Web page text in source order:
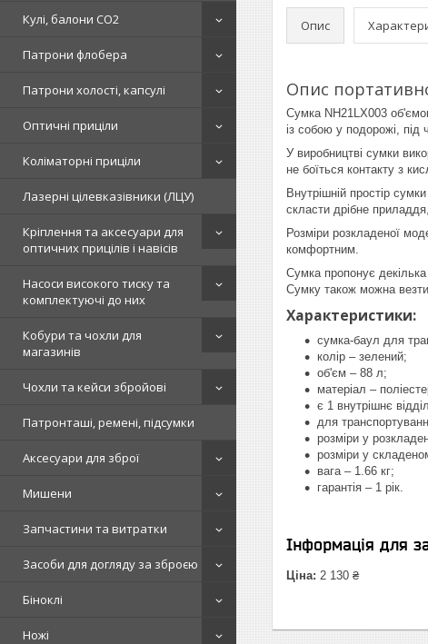
Кулі, балони СО2
Патрони флобера
Патрони холості, капсулі
Оптичні приціли
Коліматорні приціли
Лазерні цілевказівники (ЛЦУ)
Кріплення та аксесуари для
оптичних прицілів і навісів
Насоси високого тиску та
комплектуючі до них
Кобури та чохли для
магазинів
Чохли та кейси збройові
Патронташі, ремені, підсумки
Аксесуари для зброї
Мишени
Запчастини та витратки
Засоби для догляду за зброєю
Біноклі
Ножі
Опис
Опис
Сумка NH21LX003
із собою у подорожі, під
У виробництві сумки
не боїться контакту з
Внутрішній простір
скласти дрібне
Розміри розкладеної
комфортним.
Сумка пропонує
Сумку також можна везти
Характеристики:
сумка-баул для
колір – зелений;
об'єм – 88 л;
матеріал –
є 1 внутрішнє
для
розміри у
розміри у
вага – 1.66 кг;
гарантія – 1 рік.
Інформація для
Ціна: 2 130 ₴